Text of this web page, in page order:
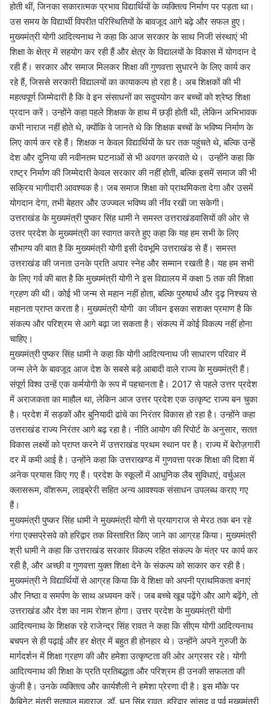
होती थीं, जिनका सकारात्मक प्रभाव विद्यार्थियों के व्यक्तित्व निर्माण पर पड़ता था।
उस समय के विद्यार्थी विपरीत परिस्थितियों के बावजूद आगे बढ़े और सफल हुए।
मुख्यमंत्री योगी आदित्यनाथ ने कहा कि आज सरकार के साथ निजी संस्थाएं भी
शिक्षा के क्षेत्र में सहयोग कर रही हैं और क्षेत्र के विद्यालयों के विकास में योगदान दे
रही हैं। सरकार और समाज मिलकर शिक्षा की गुणवत्ता सुधारने के लिए कार्य कर
रहे हैं, जिससे सरकारी विद्यालयों का कायाकल्प हो रहा है। अब शिक्षकों की भी
महत्वपूर्ण जिम्मेदारी है कि वे इन संसाधनों का सदुपयोग कर बच्चों को श्रेष्ठ शिक्षा
प्रदान करें। उन्होंने कहा पहले शिक्षक के हाथ में छड़ी होती थी, लेकिन अभिभावक
कभी नाराज नहीं होते थे, क्योंकि वे जानते थे कि शिक्षक बच्चों के भविष्य निर्माण के
लिए कार्य कर रहे हैं। शिक्षक न केवल विद्यार्थियों के घर तक पहुंचते थे, बल्कि उन्हें
देश और दुनिया की नवीनतम घटनाओं से भी अवगत करवाते थे। उन्होंने कहा कि
राष्ट्र निर्माण की जिम्मेदारी केवल सरकार की नहीं होती, बल्कि इसमें समाज की भी
सक्रिय भागीदारी आवश्यक है। जब समाज शिक्षा को प्राथमिकता देगा और उसमें
योगदान देगा, तभी बेहतर और उज्ज्वल भविष्य की नींव रखी जा सकेगी।
उत्तराखंड के मुख्यमंत्री पुष्कर सिंह धामी ने समस्त उत्तराखंडवासियों की ओर से
उत्तर प्रदेश के मुख्यमंत्री का स्वागत करते हुए कहा कि यह हम सभी के लिए
सौभाग्य की बात है कि मुख्यमंत्री योगी इसी देवभूमि उत्तराखंड से हैं। समस्त
उत्तराखंड की जनता उनके प्रति अपार स्नेह और सम्मान रखती है। यह हम सभी
के लिए गर्व की बात है कि मुख्यमंत्री योगी ने इस विद्यालय में कक्षा 5 तक की शिक्षा
ग्रहण की थी। कोई भी जन्म से महान नहीं होता, बल्कि पुरुषार्थ और दृढ़ निश्चय से
महानता प्राप्त करता है। मुख्यमंत्री योगी का जीवन इसका सशक्त प्रमाण है कि
संकल्प और परिश्रम से आगे बढ़ा जा सकता है। संकल्प में कोई विकल्प नहीं होना
चाहिए।
मुख्यमंत्री पुष्कर सिंह धामी ने कहा कि योगी आदित्यनाथ जी साधारण परिवार में
जन्म लेने के बावजूद आज देश के सबसे बड़े आबादी वाले राज्य के मुख्यमंत्री हैं।
संपूर्ण विश्व उन्हें एक कर्मयोगी के रूप में पहचानता है। 2017 से पहले उत्तर प्रदेश
में अराजकता का माहौल था, लेकिन आज उत्तर प्रदेश एक उत्कृष्ट राज्य बन चुका
है। प्रदेश में सड़कों और बुनियादी ढांचे का निरंतर विकास हो रहा है। उन्होंने कहा
उत्तराखंड राज्य निरंतर आगे बढ़ रहा है। नीति आयोग की रिपोर्ट के अनुसार, सतत
विकास लक्ष्यों को प्राप्त करने में उत्तराखंड प्रथम स्थान पर है। राज्य में बेरोज़गारी
दर में कमी आई है। उन्होंने कहा कि उत्तराखण्ड में गुणवत्ता परक शिक्षा की दिशा में
अनेक प्रयास किए गए हैं। प्रदेश के स्कूलों में आधुनिक लैब सुविधाएं, वर्चुअल
क्लासरूम, वॉशरूम, लाइब्रेरी सहित अन्य आवश्यक संसाधन उपलब्ध कराए गए
हैं।
मुख्यमंत्री पुष्कर सिंह धामी ने मुख्यमंत्री योगी से प्रयागराज से मेरठ तक बन रहे
गंगा एक्सप्रेसवे को हरिद्वार तक विस्तारित किए जाने का आग्रह किया। मुख्यमंत्री
श्री धामी ने कहा कि उत्तराखंड सरकार विकल्प रहित संकल्प के मंत्र पर कार्य कर
रही है, और अच्छी व गुणवत्ता युक्त शिक्षा देने के संकल्प को साकार कर रही है।
मुख्यमंत्री ने विद्यार्थियों से आग्रह किया कि वे शिक्षा को अपनी प्राथमिकता बनाएं
और निष्ठा व समर्पण के साथ अध्ययन करें। जब बच्चे खूब पढ़ेंगे और आगे बढ़ेंगे, तो
उत्तराखंड और देश का नाम रोशन होगा। उत्तर प्रदेश के मुख्यमंत्री योगी
आदित्यनाथ के शिक्षक रहे राजेन्द्र सिंह रावत ने कहा कि सीएम योगी आदित्यनाथ
बचपन से ही पढ़ाई और हर क्षेत्र में बहुत ही होनहार थे। उन्होंने अपने गुरुजी के
मार्गदर्शन में शिक्षा ग्रहण की और हमेशा उत्कृष्टता की ओर अग्रसर रहे। योगी
आदित्यनाथ की शिक्षा के प्रति प्रतिबद्धता और परिश्रम ही उनकी सफलता की
कुंजी है। उनके व्यक्तित्व और कार्यशैली ने हमेशा प्रेरणा दी है। इस मौके पर
कैबिनेट मंत्री सतपाल महाराज, डॉ. धन सिंह रावत, हरिद्वार सांसद व पूर्व मुख्यमंत्री